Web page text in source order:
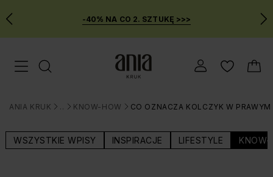
Przejdź
do
MENU
-40% NA CO 2. SZTUKĘ >>>
Menu mobilne
ANIA KRUK
>
BLOG
>
KNOW-HOW
>
CO OZNACZA KOLCZYK W
WSZYSTKIE WPISY INSPIRACJE LIFESTYLE KNOW-